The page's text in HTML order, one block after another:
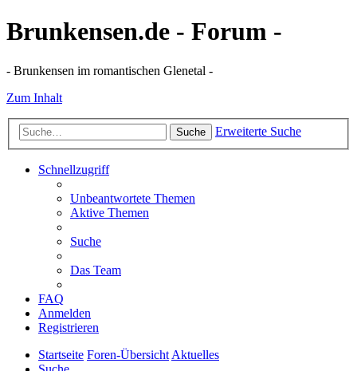
Brunkensen.de - Forum -
- Brunkensen im romantischen Glenetal -
Zum Inhalt
Suche Erweiterte Suche
Schnellzugriff
Unbeantwortete Themen
Aktive Themen
Suche
Das Team
FAQ
Anmelden
Registrieren
Startseite Foren-ÜbersichtAktuelles